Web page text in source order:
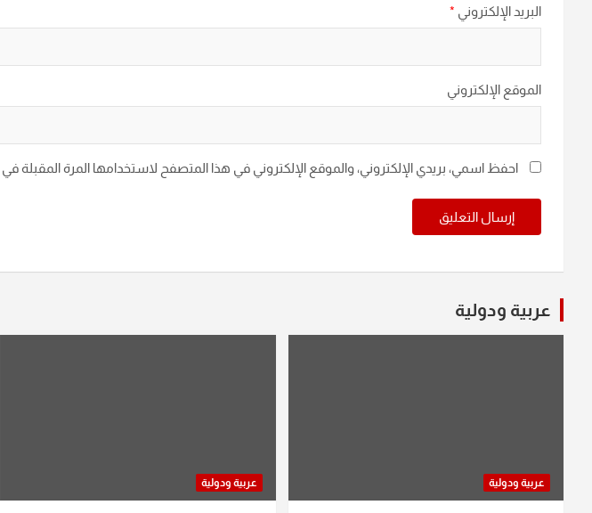
البريد الإلكتروني *
الموقع الإلكتروني
احفظ اسمي، بريدي الإلكتروني، والموقع الإلكتروني في هذا المتصفح لاستخدامها المرة المقبلة في
عربية ودولية
عربية ودولية عربية ودولية